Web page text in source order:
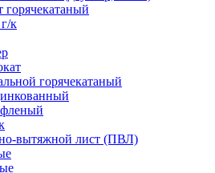
горячекатаный
к
горячекатаный
вытяжной лист (ПВЛ)